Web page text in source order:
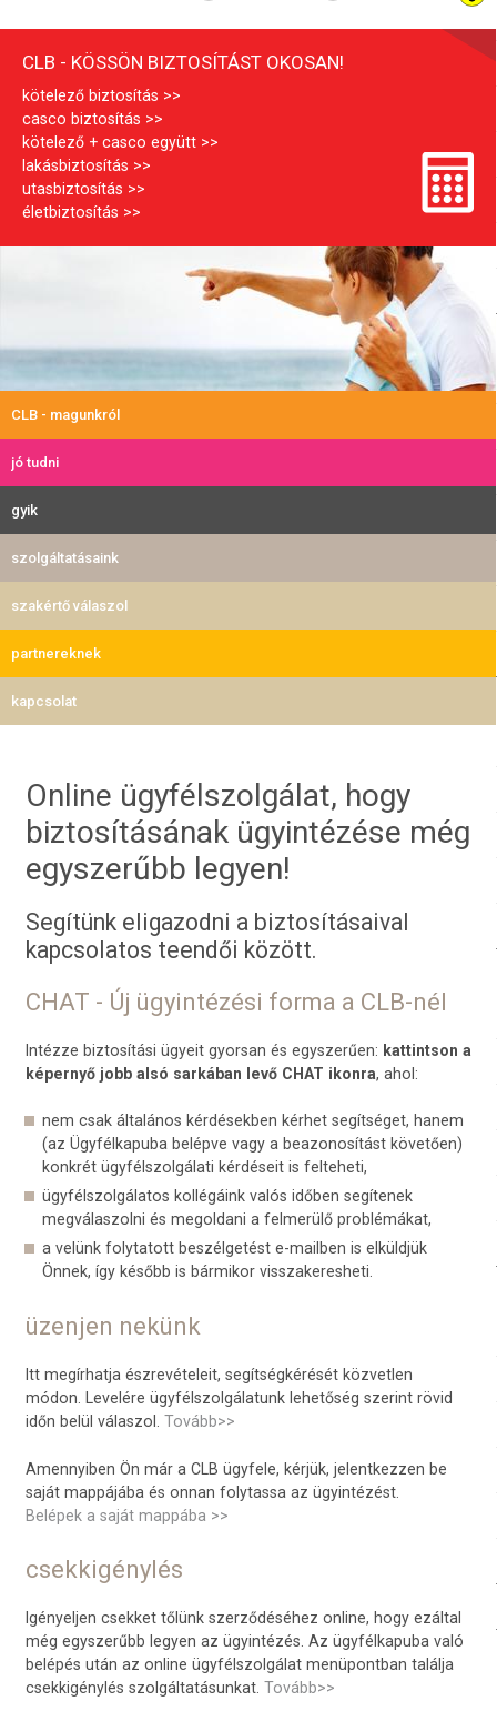
L
B
CLB - KÖSSÖN BIZTOSÍTÁST OKOSAN!
kötelező biztosítás
casco biztosítás
kötelező + casco együtt
lakásbiztosítás
utasbiztosítás
életbiztosítás
CLB - magunkról
jó tudni
gyik
szolgáltatásaink
szakértő válaszol
partnereknek
kapcsolat
Online ügyfélszolgálat, hogy
biztosításának ügyintézése még
egyszerűbb legyen!
Segítünk eligazodni a biztosításaival
kapcsolatos teendői között.
CHAT - Új ügyintézési forma a CLB-nél
Intézze biztosítási ügyeit gyorsan és egyszerűen: kattintson a
képernyő jobb alsó sarkában levő CHAT ikonra, ahol:
nem csak általános kérdésekben kérhet segítséget, hanem
(az Ügyfélkapuba belépve vagy a beazonosítást követően)
konkrét ügyfélszolgálati kérdéseit is felteheti,
ügyfélszolgálatos kollégáink valós időben segítenek
megválaszolni és megoldani a felmerülő problémákat,
a velünk folytatott beszélgetést e-mailben is elküldjük
Önnek, így később is bármikor visszakeresheti.
üzenjen nekünk
Itt megírhatja észrevételeit, segítségkérését közvetlen
módon. Levelére ügyfélszolgálatunk lehetőség szerint rövid
időn belül válaszol. Tovább>>
Amennyiben Ön már a CLB ügyfele, kérjük, jelentkezzen be
saját mappájába és onnan folytassa az ügyintézést.
Belépek a saját mappába >>
csekkigénylés
Igényeljen csekket tőlünk szerződéséhez online, hogy ezáltal
még egyszerűbb legyen az ügyintézés. Az ügyfélkapuba való
belépés után az online ügyfélszolgálat menüpontban találja
csekkigénylés szolgáltatásunkat. Tovább>>